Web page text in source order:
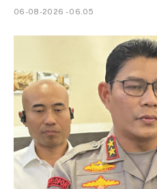
06-08-2026 - 06.05